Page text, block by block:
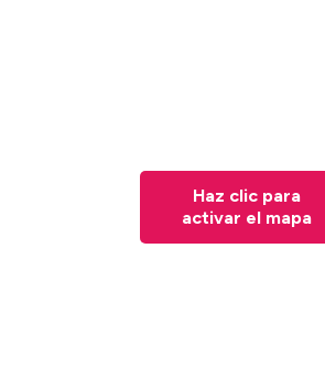
Haz clic para
activar el mapa